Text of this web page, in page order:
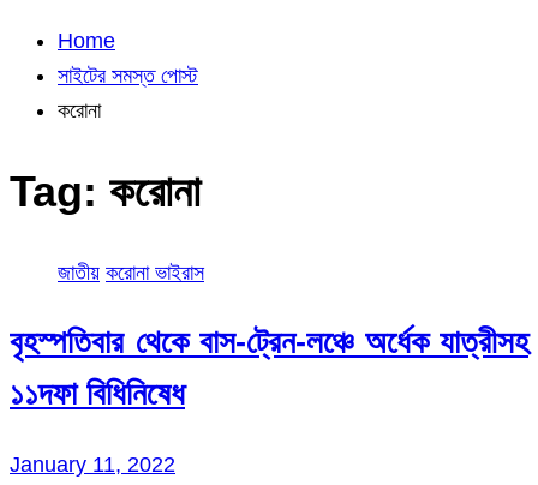
Home
সাইটের সমস্ত পোস্ট
করোনা
Tag: করোনা
জাতীয় করোনা ভাইরাস
বৃহস্পতিবার থেকে বাস-ট্রেন-লঞ্চে অর্ধেক যাত্রীসহ
১১দফা বিধিনিষেধ
January 11, 2022